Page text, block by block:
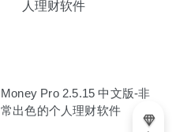
Money Pro 2.5.15 中文版-非
常出色的个人理财软件